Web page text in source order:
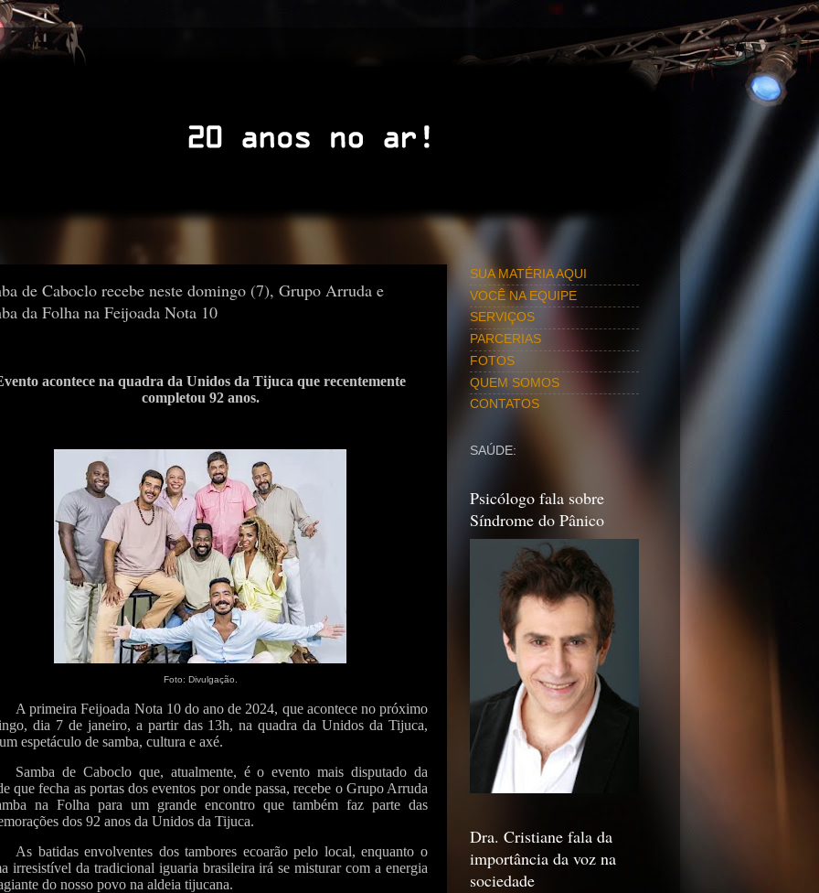
de Caboclo recebe neste domingo (7), Grupo Arruda e
da Folha na Feijoada Nota 10
acontece na quadra da Unidos da Tijuca que recentemente
completou 92 anos.
Foto: Divulgação.
A primeira Feijoada Nota 10 do ano de 2024, que acontece no próximo
dia 7 de janeiro, a partir das 13h, na quadra da Unidos da Tijuca,
espetáculo de samba, cultura e axé.
Samba de Caboclo que, atualmente, é o evento mais disputado da
que fecha as portas dos eventos por onde passa, recebe o Grupo Arruda
na Folha para um grande encontro que também faz parte das
dos 92 anos da Unidos da Tijuca.
As batidas envolventes dos tambores ecoarão pelo local, enquanto o
irresistível da tradicional iguaria brasileira irá se misturar com a energia
do nosso povo na aldeia tijucana.
SUA MATÉRIA AQUI
VOCÊ NA EQUIPE
SERVIÇOS
PARCERIAS
FOTOS
QUEM SOMOS
CONTATOS
SAÚDE:
Psicólogo fala sobre
Síndrome do Pânico
Dra. Cristiane fala da
importância da voz na
sociedade